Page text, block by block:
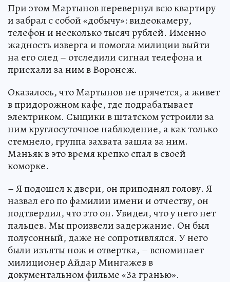
При этом Мартынов перевернул всю квартиру
и забрал с собой «добычу»: видеокамеру,
телефон и несколько тысяч рублей. Именно
жадность изверга и помогла милиции выйти
на его след – отследили сигнал телефона и
приехали за ним в Воронеж.
Оказалось, что Мартынов не прячется, а живет
в придорожном кафе, где подрабатывает
электриком. Сыщики в штатском устроили за
ним круглосуточное наблюдение, а как только
стемнело, группа захвата зашла за ним.
Маньяк в это время крепко спал в своей
коморке.
– Я подошел к двери, он приподнял голову. Я
назвал его по фамилии имени и отчеству, он
подтвердил, что это он. Увидел, что у него нет
пальцев. Мы произвели задержание. Он был
полусонный, даже не сопротивлялся. У него
были изъяты нож и отвертка, – вспоминает
милиционер Айдар Мингажев в
документальном фильме «За гранью».